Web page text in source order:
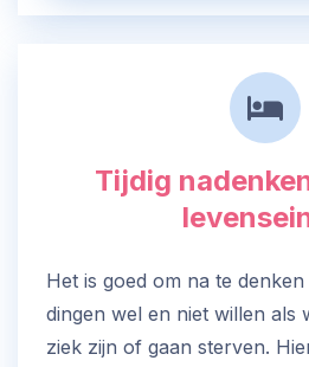
Tijdig
Het is goed om na te
dingen wel en niet willen als
ziek zijn of gaan sterven.